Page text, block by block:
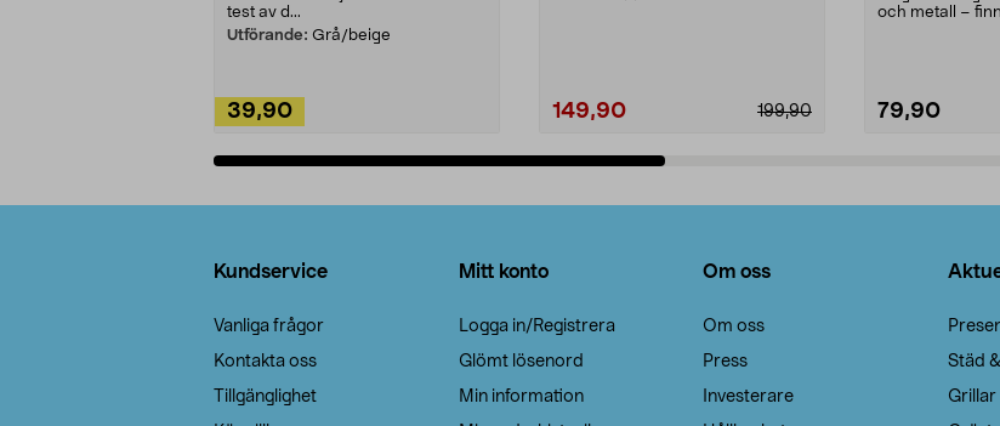
test av d...
Utförande: Grå/beige
39,90 199,90
149,90
och metall –
79,90
Kundservice
Vanliga frågor
Kontakta oss
Tillgänglighet
Mitt konto
Logga in/Registrera
Glömt lösenord
Min information
Om oss
Om oss
Press
Investerare
Städ
Grillar